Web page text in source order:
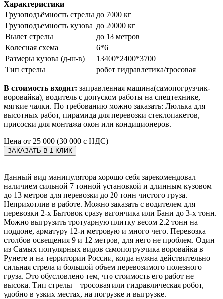
Характеристики
Грузоподъёмность стрелы до 7000 кг
Грузоподъемность кузова до 20000 кг
Вылет стрелы
до 18 метров
Колесная схема
6*6
Размеры кузова (д-ш-в)
13400*2400*3700
Тип стрелы
робот гидравлетика/тросовая
В стоимость входит: заправленная машина(самопогрузчик-
воровайка), водитель с допуском работы на спецтехнике,
мягкие чалки. По требованию можно заказать: Люлька для
высотных работ, пирамида для перевозки стеклопакетов,
присоски для монтажа окон или кондиционеров.
Цена от 25 000 (30 000 с НДС)
ЗАКАЗАТЬ В 1 КЛИК
Данный вид манипулятора хорошо себя зарекомендовал
наличием сильной 7 тонной установкой и длинным кузовом
до 13 метров для перевозки до 20 тонн чистого груза.
Неприхотлив в работе. Можно заказать с водителем для
перевозки 2-х Бытовок сразу вагончика или Бани до 3-х тонн.
Можно выгрузить тротуарную плитку весом 2.2 тонн на
поддоне, арматуру 12-и метровую и много чего. Перевозка
столбов освещения 9 и 12 метров, для него не проблем. Один
из Самых популярных видов самопогрузчика воровайка в
Рунете и на территории России, когда нужна действительно
сильная стрела и большой объем перевозимого полезного
груза. Это обусловлено тем, что стоимость его работ не
высока. Тип стрелы – тросовая или гидравлическая робот,
удобно в узких местах, на погрузке и выгрузке.